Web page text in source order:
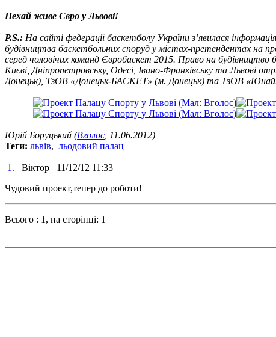
Нехай живе Євро у Львові!
Р.S.: На сайті федерації баскетболу України з’явилася
будівництва баскетбольних споруд у містах-претендентах на
серед чоловічих команд Євробаскет 2015. Право на будівництво
Києві, Дніпропетровську, Одесі, Івано-Франківську та Львові
Донецьк), ТзОВ «Донецьк-БАСКЕТ» (м. Донецьк) та ТзОВ
Юрій Боруцький (Вголос , 11.06.2012)
Теги: львів, льодовий палац
1. Віктор 11/12/12 11:33
Чудовий проект,тепер до роботи!
Всього : 1, на сторінці: 1